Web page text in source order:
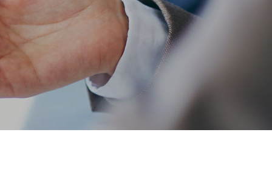
증
인증
공지사항
기술노트
상담문의